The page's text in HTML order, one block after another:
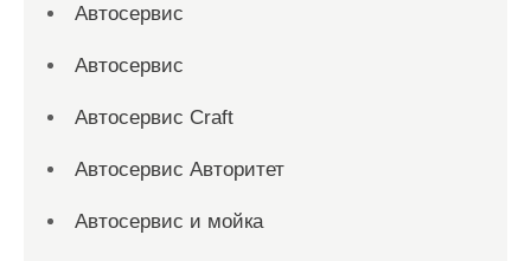
Автосервис
Автосервис
Автосервис Craft
Автосервис Авторитет
Автосервис и мойка